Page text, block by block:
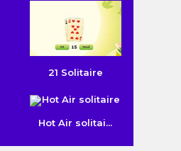
21 Solitaire
Hot Air solitai...